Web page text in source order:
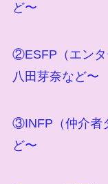
ど〜
②ESFP（エンタ
八田芽奈など〜
③INFP（仲介者
ど〜